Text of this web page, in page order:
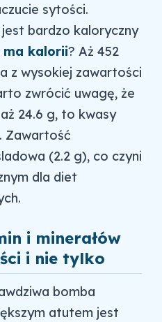
sytości.
bardzo kaloryczny
kalorii? Aż 452
z wysokiej zawartości
zwrócić uwagę, że
24.6 g, to kwasy
Zawartość
(2.2 g), co czyni
dla diet
i minerałów
i nie tylko
bomba
atutem jest